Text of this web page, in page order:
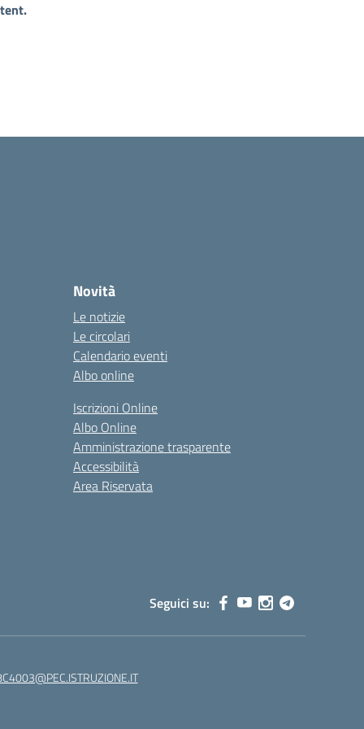
Novità
Le notizie
Le circolari
Calendario eventi
Albo online
Iscrizioni Online
Albo Online
Amministrazione trasparente
Accessibilità
Area Riservata
Seguici su: